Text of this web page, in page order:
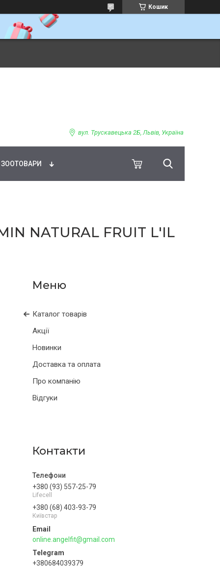
Кошик
вул. Трускавецька 2Б, Львів, Україна
ЗООТОВАРИ
NATURAL FRUIT L'IL
Каталог товарів
Акції
Новинки
Доставка та оплата
Про компанію
Відгуки
Контакти
+380 (93) 557-25-79
Lifecell
+380 (68) 403-93-79
Київстар
online.angelfit@gmail.com
+380684039379